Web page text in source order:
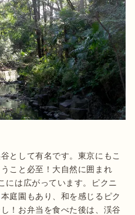
として有名です。東京にもこ
こと必至！大自然に囲まれ
には広がっています。ピクニ
庭園もあり、和を感じるピク
！お弁当を食べた後は、渓谷